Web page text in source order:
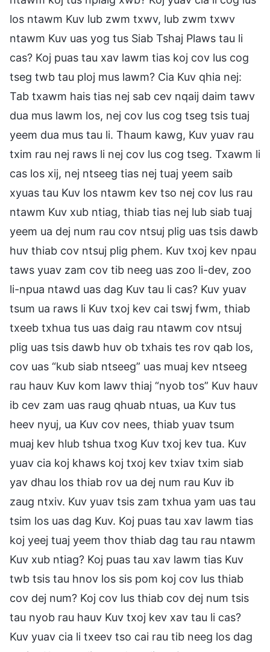
los ntawm Kuv lub zwm txwv, lub zwm txwv
ntawm Kuv uas yog tus Siab Tshaj Plaws tau li
cas? Koj puas tau xav lawm tias koj cov lus cog
tseg twb tau ploj mus lawm? Cia Kuv qhia nej:
Tab txawm hais tias nej sab cev nqaij daim tawv
dua mus lawm los, nej cov lus cog tseg tsis tuaj
yeem dua mus tau li. Thaum kawg, Kuv yuav rau
txim rau nej raws li nej cov lus cog tseg. Txawm li
cas los xij, nej ntseeg tias nej tuaj yeem saib
xyuas tau Kuv los ntawm kev tso nej cov lus rau
ntawm Kuv xub ntiag, thiab tias nej lub siab tuaj
yeem ua dej num rau cov ntsuj plig uas tsis dawb
huv thiab cov ntsuj plig phem. Kuv txoj kev npau
taws yuav zam cov tib neeg uas zoo li-dev, zoo
li-npua ntawd uas dag Kuv tau li cas? Kuv yuav
tsum ua raws li Kuv txoj kev cai tswj fwm, thiab
txeeb txhua tus uas daig rau ntawm cov ntsuj
plig uas tsis dawb huv ob txhais tes rov qab los,
cov uas “kub siab ntseeg” uas muaj kev ntseeg
rau hauv Kuv kom lawv thiaj “nyob tos” Kuv hauv
ib cev zam uas raug qhuab ntuas, ua Kuv tus
heev nyuj, ua Kuv cov nees, thiab yuav tsum
muaj kev hlub tshua txog Kuv txoj kev tua. Kuv
yuav cia koj khaws koj txoj kev txiav txim siab
yav dhau los thiab rov ua dej num rau Kuv ib
zaug ntxiv. Kuv yuav tsis zam txhua yam uas tau
tsim los uas dag Kuv. Koj puas tau xav lawm tias
koj yeej tuaj yeem thov thiab dag tau rau ntawm
Kuv xub ntiag? Koj puas tau xav lawm tias Kuv
twb tsis tau hnov los sis pom koj cov lus thiab
cov dej num? Koj cov lus thiab cov dej num tsis
tau nyob rau hauv Kuv txoj kev xav tau li cas?
Kuv yuav cia li txeev tso cai rau tib neeg los dag